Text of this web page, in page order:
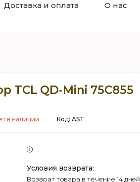
Доставка и оплата О нас
TCL QD-Mini 75C855
в наличии Код: AST
возврат товара в течение 14 дней